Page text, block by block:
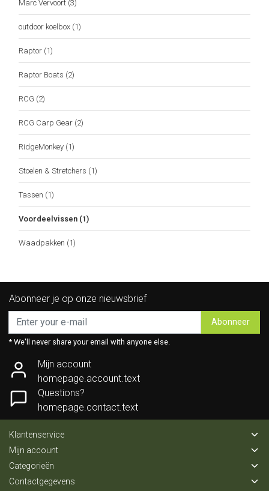
Marc Vervoort (3)
outdoor koelbox (1)
Raptor (1)
Raptor Boats (2)
RCG (2)
RCG Carp Gear (2)
RidgeMonkey (1)
Stoelen & Stretchers (1)
Tassen (1)
Voordeelvissen (1)
Waadpakken (1)
Abonneer je op onze nieuwsbrief
Abonneer
* We'll never share your email with anyone else.
Mijn account
homepage.account.text
Questions?
homepage.contact.text
Klantenservice
Mijn account
Categorieën
Contactgegevens